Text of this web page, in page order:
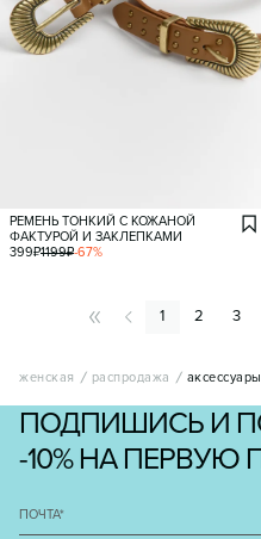
РЕМЕНЬ ТОНКИЙ С КОЖАНОЙ
ФАКТУРОЙ И ЗАКЛЕПКАМИ
399₽1199₽-67%
1 2 3
женская распродажа аксессуары
ПОДПИШИСЬ И
-10% НА ПЕРВУЮ
ПОЧТА*